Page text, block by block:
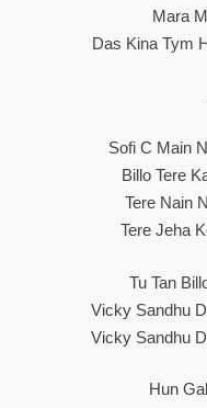
Mara
Das Kina Tym
Sofi C Main
Billo Tere
Tere Nain
Tere Jeha
Tu Tan
Vicky Sandhu
Vicky Sandhu
Hun